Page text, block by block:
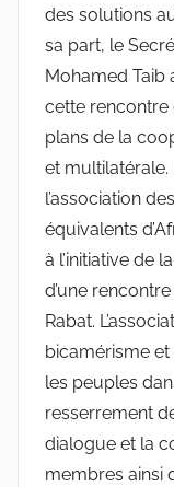
des solutions
sa part, le
Mohamed Taib
cette rencontre
plans de la
et
l’association
équivalents
à l’initiative de
d’une
Rabat.
bicamérisme
les peuples
resserrement
dialogue et la
membres ainsi